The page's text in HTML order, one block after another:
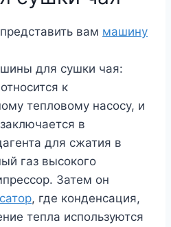
вам машину
для сушки чая:
к
тепловому насосу, и
в
для сжатия в
газ высокого
Затем он
, где конденсация,
тепла используются